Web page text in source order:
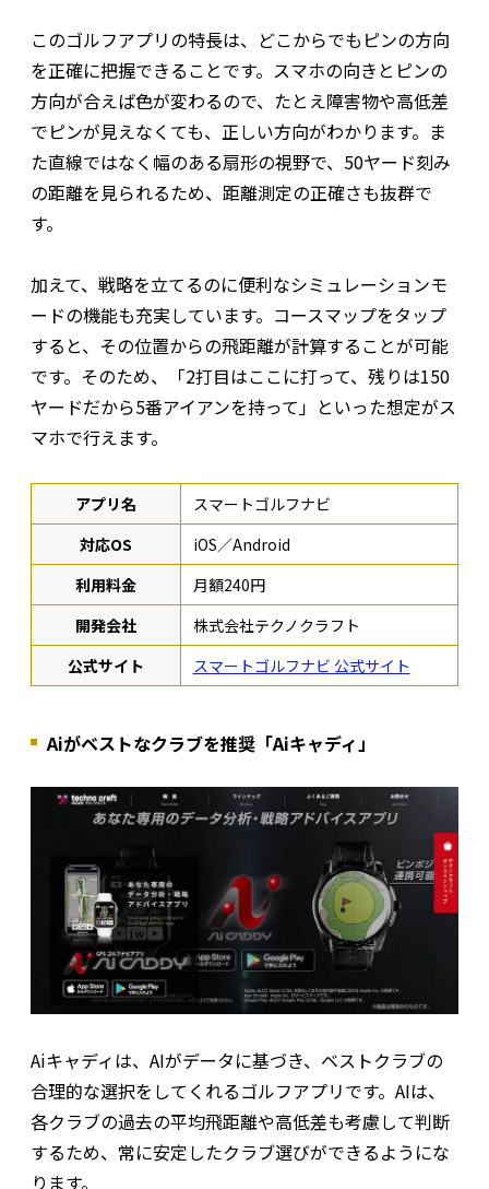
このゴルフアプリの特長は、どこからでもピンの方向
を正確に把握できることです。スマホの向きとピンの
方向が合えば色が変わるので、たとえ障害物や高低差
でピンが見えなくても、正しい方向がわかります。ま
た直線ではなく幅のある扇形の視野で、50ヤード刻み
の距離を見られるため、距離測定の正確さも抜群で
す。
加えて、戦略を立てるのに便利なシミュレーションモ
ードの機能も充実しています。コースマップをタップ
すると、その位置からの飛距離が計算することが可能
です。そのため、「2打目はここに打って、残りは150
ヤードだから5番アイアンを持って」といった想定がス
マホで行えます。
アプリ名
スマートゴルフナビ
対応OS
iOS／Android
利用料金
月額240円
開発会社
株式会社テクノクラフト
公式サイト
スマートゴルフナビ 公式サイト
Aiがベストなクラブを推奨「Aiキャディ」
Aiキャディは、AIがデータに基づき、ベストクラブの
合理的な選択をしてくれるゴルフアプリです。AIは、
各クラブの過去の平均飛距離や高低差も考慮して判断
するため、常に安定したクラブ選びができるようにな
ります。